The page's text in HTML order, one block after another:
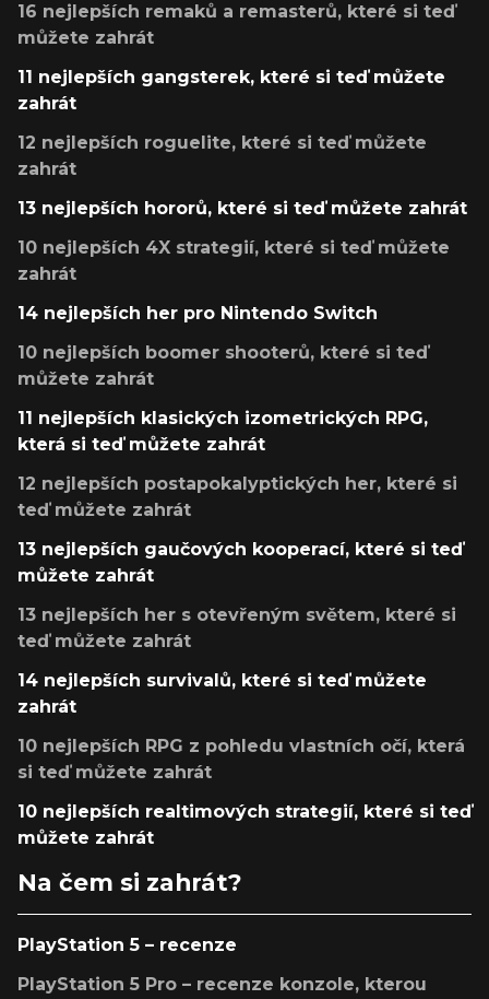
16 nejlepších remaků a remasterů, které si teď
můžete zahrát
11 nejlepších gangsterek, které si teď můžete
zahrát
12 nejlepších roguelite, které si teď můžete
zahrát
13 nejlepších hororů, které si teď můžete zahrát
10 nejlepších 4X strategií, které si teď můžete
zahrát
14 nejlepších her pro Nintendo Switch
10 nejlepších boomer shooterů, které si teď
můžete zahrát
11 nejlepších klasických izometrických RPG,
která si teď můžete zahrát
12 nejlepších postapokalyptických her, které si
teď můžete zahrát
13 nejlepších gaučových kooperací, které si teď
můžete zahrát
13 nejlepších her s otevřeným světem, které si
teď můžete zahrát
14 nejlepších survivalů, které si teď můžete
zahrát
10 nejlepších RPG z pohledu vlastních očí, která
si teď můžete zahrát
10 nejlepších realtimových strategií, které si teď
můžete zahrát
Na čem si zahrát?
PlayStation 5 – recenze
PlayStation 5 Pro – recenze konzole, kterou